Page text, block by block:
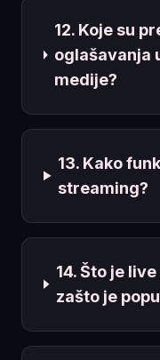
12. Koje su
oglašavanja
medije?
13. Kako
streaming?
14. Što je
zašto je